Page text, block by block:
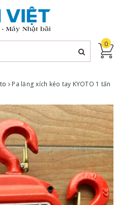
0
Pa lăng xích kéo tay KYOTO 1 tấn